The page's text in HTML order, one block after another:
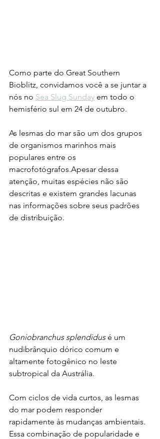
Como parte do Great Southern
Bioblitz, convidamos você a se juntar a
nós no Sea Slug Sunday em todo o
hemisfério sul em 24 de outubro.
As lesmas do mar são um dos grupos
de organismos marinhos mais
populares entre os
macrofotógrafos.Apesar dessa
atenção, muitas espécies não são
descritas e existem grandes lacunas
nas informações sobre seus padrões
de distribuição.
Goniobranchus splendidus é um
nudibrânquio dórico comum e
altamente fotogênico no leste
subtropical da Austrália.
Com ciclos de vida curtos, as lesmas
do mar podem responder
rapidamente às mudanças ambientais.
Essa combinação de popularidade e